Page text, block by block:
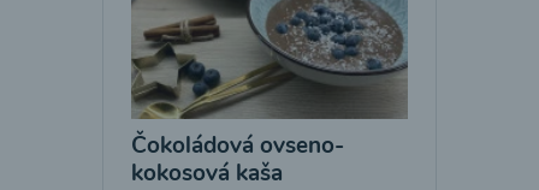
Čokoládová ovseno-
kokosová kaša